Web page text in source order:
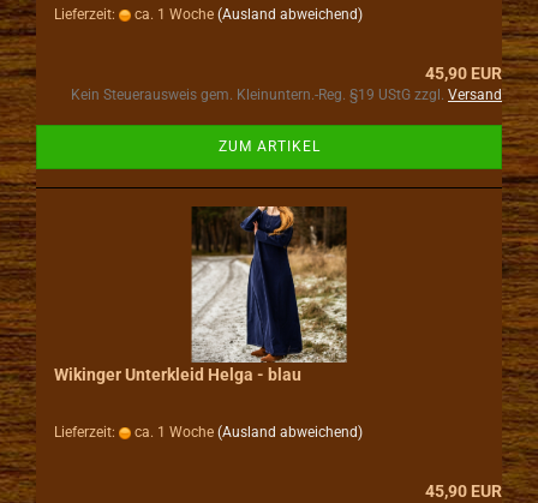
Lieferzeit: ca. 1 Woche (Ausland abweichend)
45,90 EUR
Kein Steuerausweis gem. Kleinuntern.-Reg. §19 UStG zzgl. Versand
ZUM ARTIKEL
Wikinger Unterkleid Helga - blau
Lieferzeit: ca. 1 Woche (Ausland abweichend)
45,90 EUR